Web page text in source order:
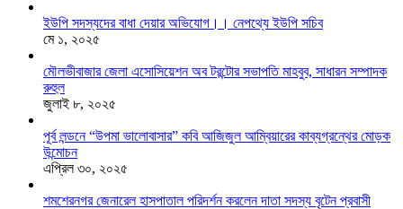
ইউপি সদস্যদের বাধা দেয়ার অভিযোগ।। নেপথ্যে ইউপি সচিব
মে ১, ২০২৫
মৌলভীবাজার জেলা এসোসিয়েশন অব টরন্টোর সভাপতি মাহবুব, সাধারন সম্পাদক
রুহুল
জুলাই ৮, ২০২৫
পূর্ব লন্ডনে “উপমা ভালোবাসার” কবি আজিজুল আম্বিয়ারের কাব্যগ্রন্থের মোড়ক
উন্মোচন
এপ্রিল ৩০, ২০২৫
শমশেরনগর জেনারেল হাসপাতাল পরিদর্শন করলেন দাতা সদস্য বৃটেন প্রবাসী